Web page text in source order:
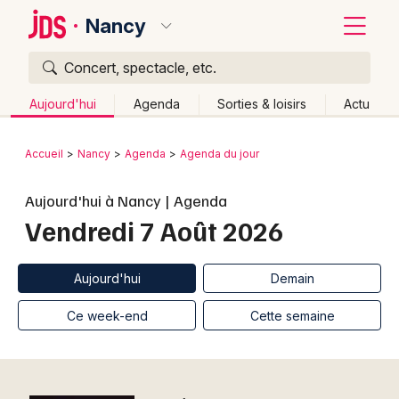
Nancy
Concert, spectacle, etc.
Aujourd'hui Agenda Sorties & loisirs Actu
Publier un événement
Grands événements
Activité & Expérience
Foires & salons
Colmar
Lille
Lyon
Marseille
Retour
Accueil Nancy Agenda Agenda du jour
Aujourd'hui à Nancy | Agenda
Vendredi 7 Août 2026
Aujourd'hui Demain
Ce week-end Cette semaine
Quoi ?
Où ?
Partout
Près de moi Changer de lieu
Quand ?
Effacer les dates
Aujourd'hui
Demain Ce week-end Autre